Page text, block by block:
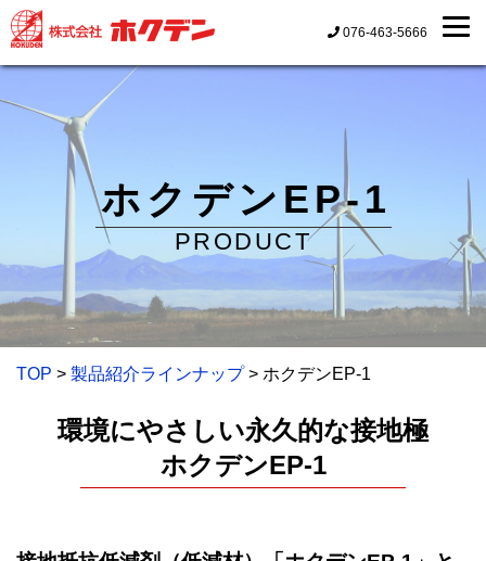
076-463-5666
ホクデンEP-1
PRODUCT
TOP > 製品紹介ラインナップ> ホクデンEP-1
環境にやさしい永久的な接地極
ホクデンEP-1